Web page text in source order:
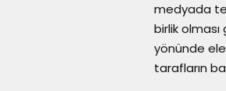
medyada
birlik
yönünde
tarafların